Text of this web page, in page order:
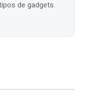
de gadgets.